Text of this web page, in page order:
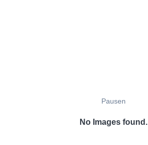
Pausen
No Images found.